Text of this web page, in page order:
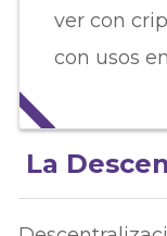
ver con
con usos
La